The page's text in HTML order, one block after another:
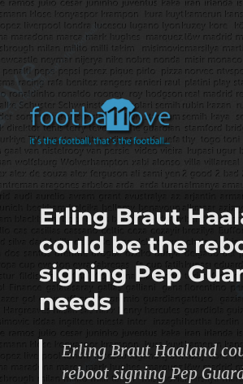
footbaLLove
Erling Braut
could be the
signing Pep
needs |
Erling Braut Haaland
reboot signing Pep